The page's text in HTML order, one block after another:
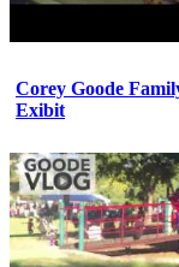
Corey Goode
Exibit